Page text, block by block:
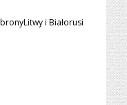
i Białorusi